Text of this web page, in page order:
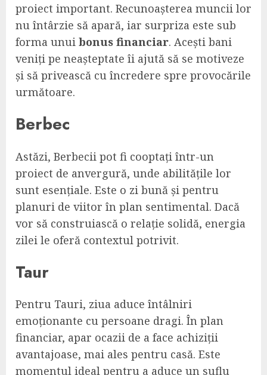
proiect important. Recunoașterea muncii lor
nu întârzie să apară, iar surpriza este sub
forma unui bonus financiar. Acești bani
veniți pe neașteptate îi ajută să se motiveze
și să privească cu încredere spre provocările
următoare.
Berbec
Astăzi, Berbecii pot fi cooptați într-un
proiect de anvergură, unde abilitățile lor
sunt esențiale. Este o zi bună și pentru
planuri de viitor în plan sentimental. Dacă
vor să construiască o relație solidă, energia
zilei le oferă contextul potrivit.
Taur
Pentru Tauri, ziua aduce întâlniri
emoționante cu persoane dragi. În plan
financiar, apar ocazii de a face achiziții
avantajoase, mai ales pentru casă. Este
momentul ideal pentru a aduce un suflu